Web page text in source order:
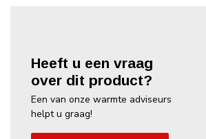
Heeft u een vraag
over dit product?
Een van onze warmte adviseurs
helpt u graag!